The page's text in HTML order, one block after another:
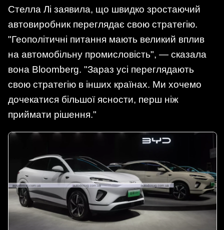
Стелла Лі заявила, що швидко зростаючий
автовиробник переглядає свою стратегію.
"Геополітичні питання мають великий вплив
на автомобільну промисловість", — сказала
вона Bloomberg. "Зараз усі переглядають
свою стратегію в інших країнах. Ми хочемо
дочекатися більшої ясности, перш ніж
приймати рішення."